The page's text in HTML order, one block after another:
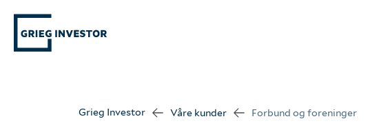
Grieg Investor Våre kunder Forbund og foreninger